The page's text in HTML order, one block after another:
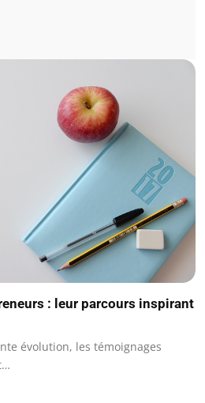
: leur parcours inspirant
évolution, les témoignages